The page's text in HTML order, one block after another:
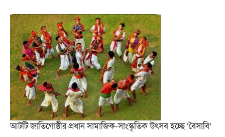
আটটি জাতিগোষ্ঠীর প্রধান সামাজিক-সাংস্কৃতিক উৎসব হচ্ছে ‘বৈসাবি’